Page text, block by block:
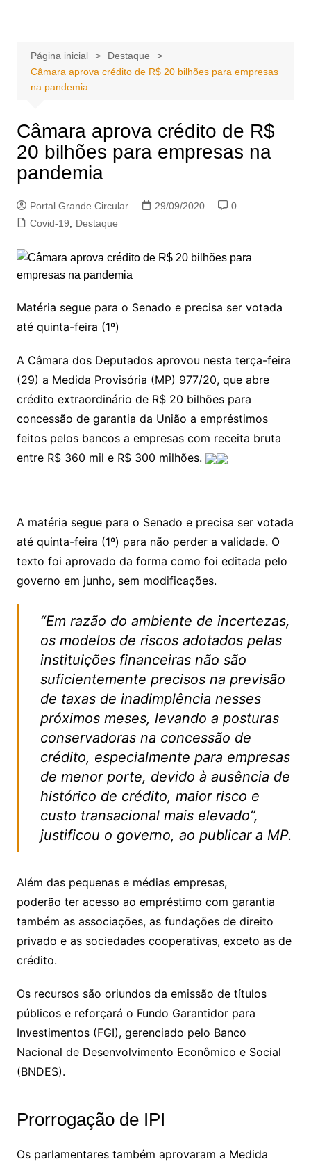
conteúdoPágina inicial
Destaque
Câmara aprova crédito de R$ 20 bilhões para empresas
na pandemia
Câmara aprova crédito de R$
20 bilhões para empresas na
pandemia
Portal Grande Circular 29/09/2020
0
Covid-19
Destaque
Matéria segue para o Senado e precisa ser votada
até quinta-feira (1º)
A Câmara dos Deputados aprovou nesta terça-feira
(29) a Medida Provisória (MP) 977/20, que abre
crédito extraordinário de R$ 20 bilhões para
concessão de garantia da União a empréstimos
feitos pelos bancos a empresas com receita bruta
entre R$ 360 mil e R$ 300 milhões.
A matéria segue para o Senado e precisa ser votada
até quinta-feira (1º) para não perder a validade. O
texto foi aprovado da forma como foi editada pelo
governo em junho, sem modificações.
“Em razão do ambiente de incertezas,
os modelos de riscos adotados pelas
instituições financeiras não são
suficientemente precisos na previsão
de taxas de inadimplência nesses
próximos meses, levando a posturas
conservadoras na concessão de
crédito, especialmente para empresas
de menor porte, devido à ausência de
histórico de crédito, maior risco e
custo transacional mais elevado”,
justificou o governo, ao publicar a MP.
Além das pequenas e médias empresas,
poderão ter acesso ao empréstimo com garantia
também as associações, as fundações de direito
privado e as sociedades cooperativas, exceto as de
crédito.
Os recursos são oriundos da emissão de títulos
públicos e reforçará o Fundo Garantidor para
Investimentos (FGI), gerenciado pelo Banco
Nacional de Desenvolvimento Econômico e Social
(BNDES).
Prorrogação de IPI
Os parlamentares também aprovaram a Medida